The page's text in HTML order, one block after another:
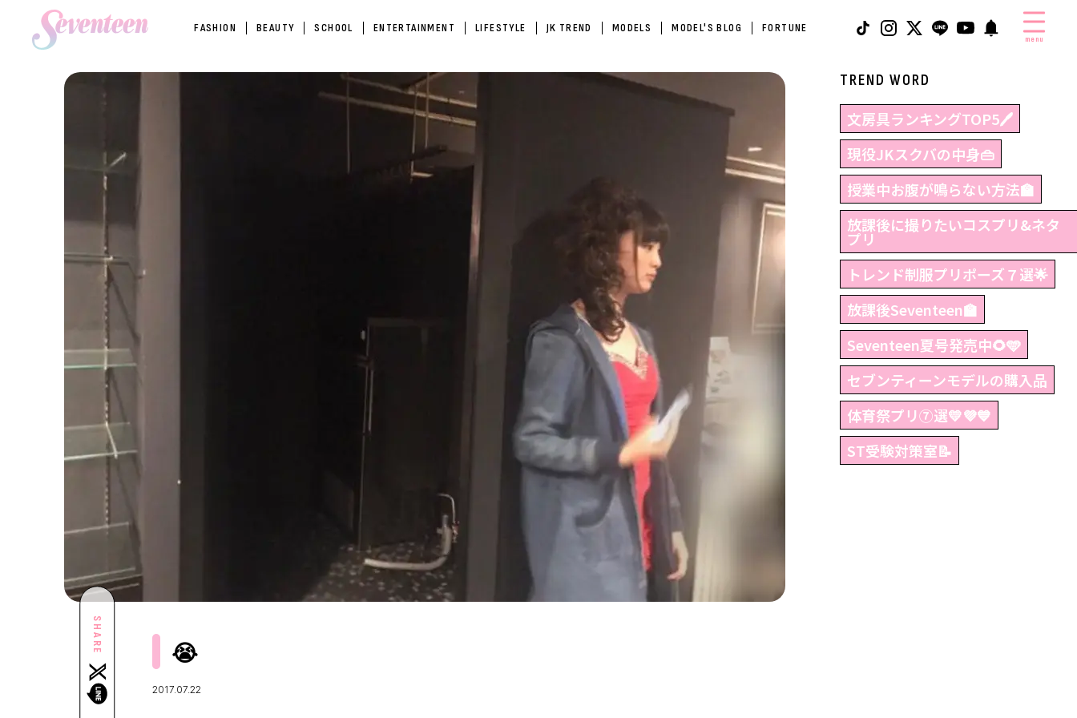
FASHION BEAUTY SCHOOL ENTERTAINMENT LIFESTYLE JK TREND MODELS MODEL'S BLOG FORTUNE
menu
SHARE 😭
2017.07.22
TREND WORD
文房具ランキングTOP5🖊
現役JKスクバの中身👜
授業中お腹が鳴らない方法🏫
放課後に撮りたいコスプリ&ネタ
プリ
トレンド制服プリポーズ７選🌟
放課後Seventeen🏫
Seventeen夏号発売中🌻🩵
セブンティーンモデルの購入品
体育祭プリ⑦選💛💜💙
ST受験対策室📝